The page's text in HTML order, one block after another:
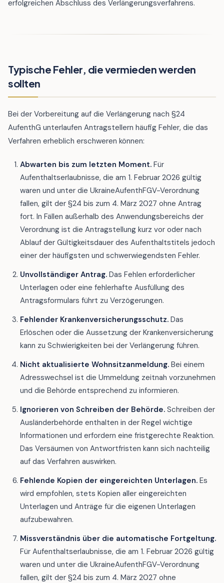
erfolgreichen Abschluss des Verlängerungsverfahrens.
Typische Fehler, die vermieden werden
sollten
Bei der Vorbereitung auf die Verlängerung nach §24
AufenthG unterlaufen Antragstellern häufig Fehler, die das
Verfahren erheblich erschweren können:
Abwarten bis zum letzten Moment. Für
Aufenthaltserlaubnisse, die am 1. Februar 2026 gültig
waren und unter die UkraineAufenthFGV-Verordnung
fallen, gilt der §24 bis zum 4. März 2027 ohne Antrag
fort. In Fällen außerhalb des Anwendungsbereichs der
Verordnung ist die Antragstellung kurz vor oder nach
Ablauf der Gültigkeitsdauer des Aufenthaltstitels jedoch
einer der häufigsten und schwerwiegendsten Fehler.
Unvollständiger Antrag. Das Fehlen erforderlicher
Unterlagen oder eine fehlerhafte Ausfüllung des
Antragsformulars führt zu Verzögerungen.
Fehlender Krankenversicherungsschutz. Das
Erlöschen oder die Aussetzung der Krankenversicherung
kann zu Schwierigkeiten bei der Verlängerung führen.
Nicht aktualisierte Wohnsitzanmeldung. Bei einem
Adresswechsel ist die Ummeldung zeitnah vorzunehmen
und die Behörde entsprechend zu informieren.
Ignorieren von Schreiben der Behörde. Schreiben der
Ausländerbehörde enthalten in der Regel wichtige
Informationen und erfordern eine fristgerechte Reaktion.
Das Versäumen von Antwortfristen kann sich nachteilig
auf das Verfahren auswirken.
Fehlende Kopien der eingereichten Unterlagen. Es
wird empfohlen, stets Kopien aller eingereichten
Unterlagen und Anträge für die eigenen Unterlagen
aufzubewahren.
Missverständnis über die automatische Fortgeltung.
Für Aufenthaltserlaubnisse, die am 1. Februar 2026 gültig
waren und unter die UkraineAufenthFGV-Verordnung
fallen, gilt der §24 bis zum 4. März 2027 ohne